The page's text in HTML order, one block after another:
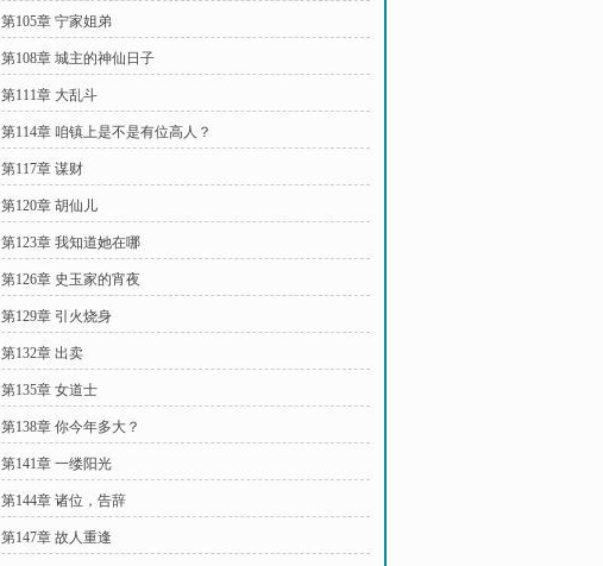
第105章 宁家姐弟
第108章 城主的神仙日子
第111章 大乱斗
第114章 咱镇上是不是有位高人？
第117章 谋财
第120章 胡仙儿
第123章 我知道她在哪
第126章 史玉家的宵夜
第129章 引火烧身
第132章 出卖
第135章 女道士
第138章 你今年多大？
第141章 一缕阳光
第144章 诸位，告辞
第147章 故人重逢